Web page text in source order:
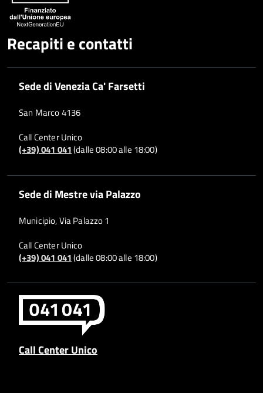
Recapiti e contatti
Sede di Venezia Ca' Farsetti
San Marco 4136
Call Center Unico
(+39) 041 041(dalle 08:00 alle 18:00)
Sede di Mestre via Palazzo
Municipio, Via Palazzo 1
Call Center Unico
(+39) 041 041(dalle 08:00 alle 18:00)
Call Center Unico